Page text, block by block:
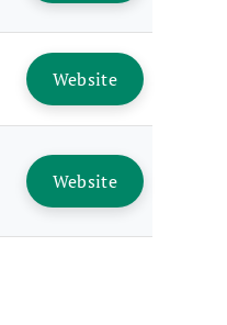
Website
Website